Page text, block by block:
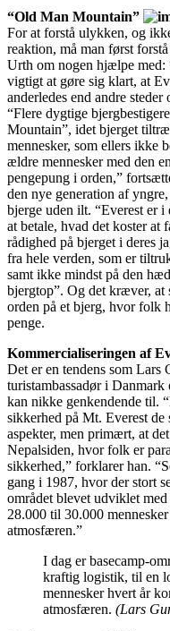
“Old Man Mountain”
For at forstå ulykken, og
reaktion, må man først
Urth om nogen hjælpe med:
vigtigt at gøre sig klart, at
anderledes end andre
“Flere dygtige
Mountain”, idet bjerget
mennesker, som ellers ikke
ældre mennesker med den
pengepung i orden,”
den nye generation af
bjerge uden ilt. “Everest er
at betale, hvad det koster at
rådighed på bjerget i deres
fra hele verden, som er
samt ikke mindst på den
bjergtop”. Og det kræver,
orden på et bjerg, hvor folk
penge.
Kommercialiseringen af
Det er en tendens som Lars
turistambassadør i
kan nikke genkendende til.
sikkerhed på Mt. Everest de
aspekter, men primært, at
Nepalsiden, hvor folk er
sikkerhed,” forklarer han.
gang i 1987, hvor der stort
området blevet udviklet
28.000 til 30.000
atmosfæren.”
I dag er basecamp-
kraftig logistik, til en
mennesker hvert år
atmosfæren. (Lars